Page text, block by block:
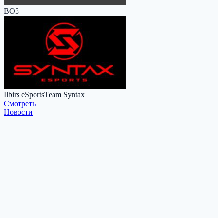
BO3
Ilbirs eSportsTeam Syntax
Cмотреть
Новости